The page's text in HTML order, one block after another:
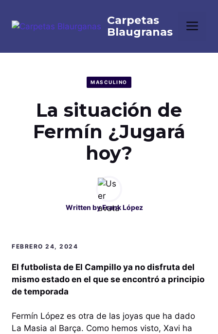
contenido
MASCULINO
La situación de
Fermín ¿Jugará
hoy?
Written byFrank López
FEBRERO 24, 2024
El futbolista de El Campillo ya no disfruta del
mismo estado en el que se encontró a principio
de temporada
Fermín López es otra de las joyas que ha dado
La Masia al Barça. Como hemos visto, Xavi ha